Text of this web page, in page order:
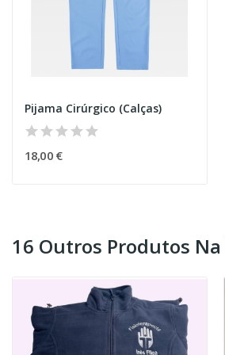
Pijama Cirúrgico (Calças)
18,00 €
16 Outros Produtos